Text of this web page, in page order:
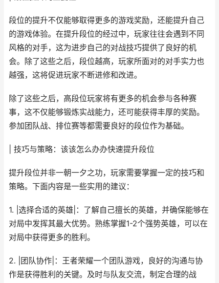
段位的提升不仅能够取得更多的游戏奖励，还能提升自己
的游戏体验。在提升段位的经过中，玩家往往会遇到不同
风格的对手，这为进步自己的对战技巧提供了良好的机
会。除了这些之后，段位越高，玩家所面对的对手实力也
越强，这将促进玩家不断进修和改进。
除了这些之后，高段位玩家将有更多的机会参与各种赛
事，这不仅能够锻炼实战能力，还可能获得丰厚的奖励。
参加团队战、排位赛等都需要良好的段位作为基础。
| 技巧与策略：该该怎么办办快速提升段位
提升段位并非一朝一夕之功，玩家需要掌握一定的技巧和
策略。下面内容是一些实用的建议：
1. |选择合适的英雄|：了解自己擅长的英雄，并确保能够在
对局中发挥其最大优势。熟练掌握1-2个强势英雄，可以在
对局中获得更多的胜利。
2. |团队协作|：王者荣耀一个团队游戏，良好的沟通与协
作是获得胜利的关键。及时与队友交流，制定合理的战